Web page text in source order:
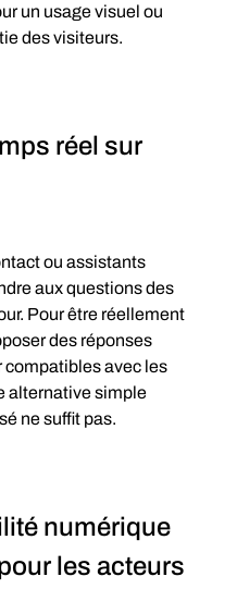
un usage visuel ou
des visiteurs.
réel sur
ou assistants
aux questions des
Pour être réellement
des réponses
compatibles avec les
alternative simple
ne suffit pas.
numérique
les acteurs